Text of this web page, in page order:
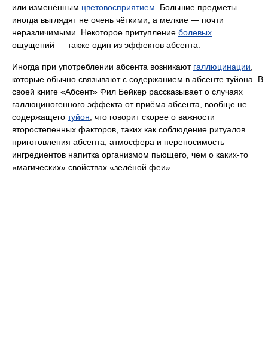
или изменённым цветовосприятием . Большие предметы
иногда выглядят не очень чёткими, а мелкие — почти
неразличимыми. Некоторое притупление болевых
ощущений — также один из эффектов абсента.
Иногда при употреблении абсента возникают галлюцинации
которые обычно связывают с содержанием в абсенте туйона. В
своей книге «Абсент» Фил Бейкер рассказывает о случаях
галлюциногенного эффекта от приёма абсента, вообще не
содержащего туйон , что говорит скорее о важности
второстепенных факторов, таких как соблюдение ритуалов
приготовления абсента, атмосфера и переносимость
ингредиентов напитка организмом пьющего, чем о каких-то
«магических» свойствах «зелёной феи».